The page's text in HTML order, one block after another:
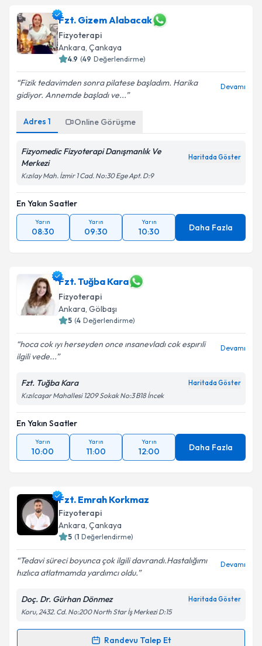
Fzt. Gizem Alabacak
Fizyoterapi
Ankara, Çankaya
4.9 (49 Değerlendirme)
Fizik tedavimden sonra pilatese başladım. Harika
gidiyor. Annemde başladı ve...
Devamı
Adres 1 Online Görüşme
Fizyomedic Fizyoterapi Danışmanlık Ve
Merkezi
Haritada Göster
Kızılay Mah. İzmir 1 Cad. No:30 Ege Apt. D:9
En Yakın Saatler
Yarın
08:30
Yarın
09:30
Yarın
10:30 Daha Fazla
Fzt. Tuğba Kara
Fizyoterapi
Ankara, Gölbaşı
5 (4 Değerlendirme)
hoca cok ıyı herseyden once ınsanevladı cok espırıli
ilgili vede...
Devamı
Fzt. Tuğba Kara Haritada Göster
Kızılcaşar Mahallesi 1209 Sokak No:3 B18 İncek
En Yakın Saatler
Yarın
10:00
Yarın
11:00
Yarın
12:00 Daha Fazla
Fzt. Emrah Korkmaz
Fizyoterapi
Ankara, Çankaya
5 (1 Değerlendirme)
Tedavi süreci boyunca çok ilgili davrandı.Hastalığımı
hızlıca atlatmamda yardımcı oldu.
Devamı
Doç. Dr. Gürhan Dönmez Haritada Göster
Koru, 2432. Cd. No:200 North Star İş Merkezi D:15
Randevu Talep Et